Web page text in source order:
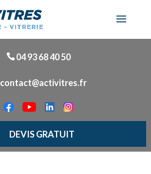
04 93 68 40 50
contact@activitres.fr
DEVIS GRATUIT